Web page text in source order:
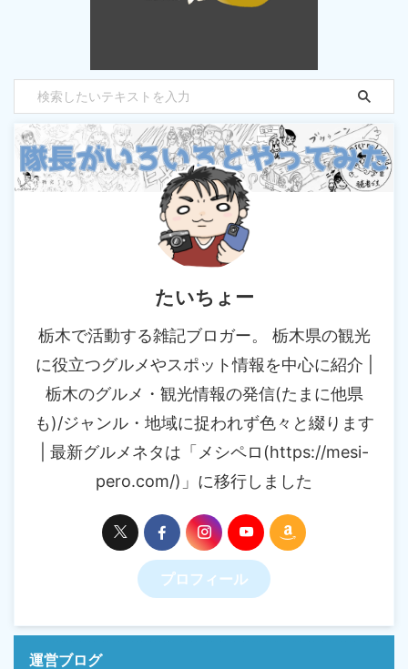
たいちょー
栃木で活動する雑記ブロガー。 栃木県の観光
に役立つグルメやスポット情報を中心に紹介 |
栃木のグルメ・観光情報の発信(たまに他県
も)/ジャンル・地域に捉われず色々と綴ります
| 最新グルメネタは「メシペロ(https://mesi-
pero.com/)」に移行しました
プロフィール
運営ブログ